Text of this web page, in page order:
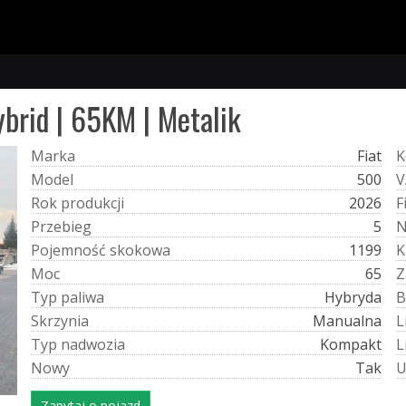
| 65KM | Metalik
Marka
Fiat
Model
500
Rok produkcji
2026
Przebieg
5
Pojemność skokowa
1199
Moc
65
Typ paliwa
Hybryda
Skrzynia
Manualna
Typ nadwozia
Kompakt
Nowy Tak
K
V
Fi
N
K
Z
B
Li
Li
U